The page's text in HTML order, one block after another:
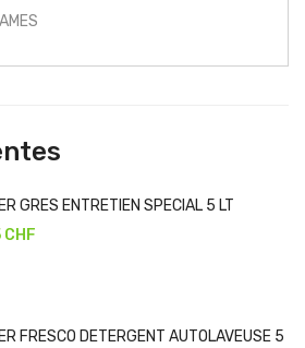
GRES ENTRETIEN SPECIAL 5 LT
FRESCO DETERGENT AUTOLAVEUSE 5